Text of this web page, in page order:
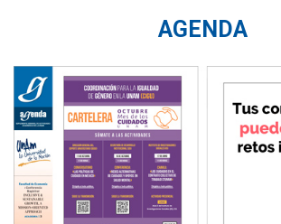
AGENDA